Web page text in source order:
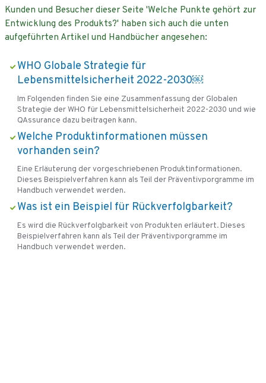
Kunden und Besucher dieser Seite 'Welche Punkte gehört zur
Entwicklung des Produkts?' haben sich auch die unten
aufgeführten Artikel und Handbücher angesehen:
WHO Globale Strategie für
Lebensmittelsicherheit 2022-2030￼
Im Folgenden finden Sie eine Zusammenfassung der Globalen
Strategie der WHO für Lebensmittelsicherheit 2022-2030 und wie
QAssurance dazu beitragen kann.
Welche Produktinformationen müssen
vorhanden sein?
Eine Erläuterung der vorgeschriebenen Produktinformationen.
Dieses Beispielverfahren kann als Teil der Präventivporgramme im
Handbuch verwendet werden.
Was ist ein Beispiel für Rückverfolgbarkeit?
Es wird die Rückverfolgbarkeit von Produkten erläutert. Dieses
Beispielverfahren kann als Teil der Präventivporgramme im
Handbuch verwendet werden.